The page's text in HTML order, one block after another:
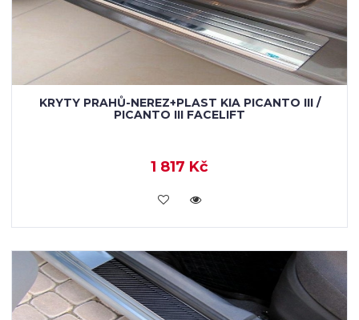
KRYTY PRAHŮ-NEREZ+PLAST KIA PICANTO III /
PICANTO III FACELIFT
1 817 Kč
KOUPIT